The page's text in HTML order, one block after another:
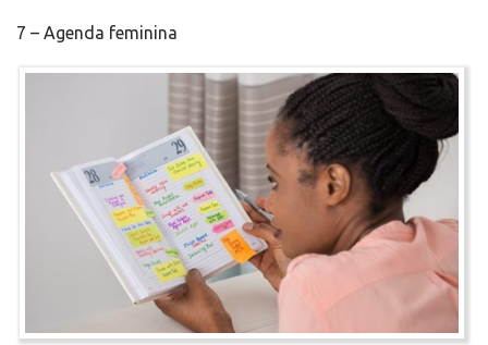
7 – Agenda feminina